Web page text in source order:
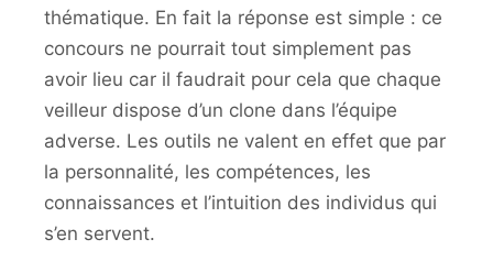
thématique. En fait la réponse est simple : ce
concours ne pourrait tout simplement pas
avoir lieu car il faudrait pour cela que chaque
veilleur dispose d’un clone dans l’équipe
adverse. Les outils ne valent en effet que par
la personnalité, les compétences, les
connaissances et l’intuition des individus qui
s’en servent.